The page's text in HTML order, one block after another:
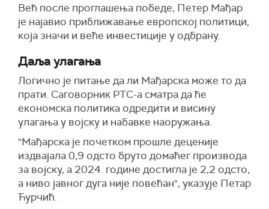
Већ после проглашења победе, Петер Мађар
је најавио приближавање европској политици,
која значи и веће инвестиције у одбрану.
Даља улагања
Логично је питање да ли Мађарска може то да
прати. Саговорник РТС-а сматра да ће
економска политика одредити и висину
улагања у војску и набавке наоружања.
"Мађарска је почетком прошле деценије
издвајала 0,9 одсто бруто домаћег производа
за војску, а 2024. године достигла је 2,2 одсто,
а ниво јавног дуга није повећан", указује Петар
Ћурчић.